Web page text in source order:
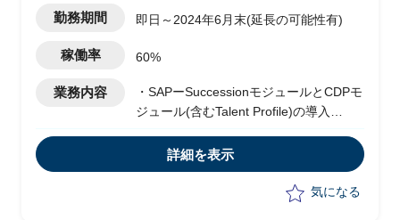
勤務期間 即日～2024年6月末(延長の可能性有)
稼働率 60%
業務内容
・SAPーSuccessionモジュールとCDPモ
ジュール(含むTalent Profile)の導入
・要件の再定義に伴う所調整/コミュニケ
ーション(海外メンバーとのコミュニケ
詳細を表示
気になる